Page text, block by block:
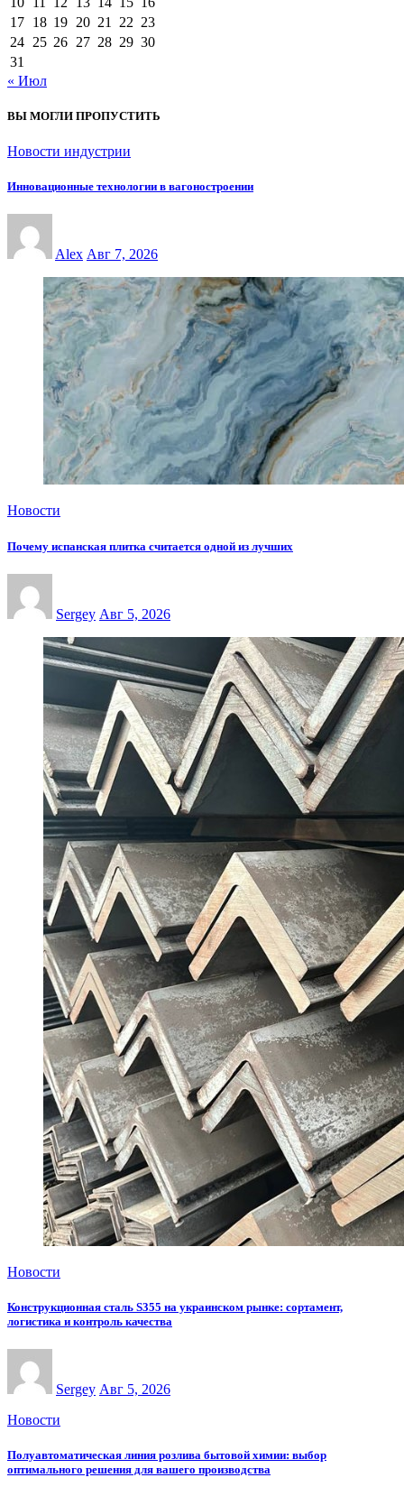
17 18 19 20 21 22 23
24 25 26 27 28 29 30
31
« Июл
ВЫ МОГЛИ ПРОПУСТИТЬ
Новости индустрии
Инновационные технологии в вагоностроении
Alex Авг 7, 2026
Новости
Почему испанская плитка считается одной из лучших
Sergey Авг 5, 2026
Новости
Конструкционная сталь S355 на украинском рынке: сортамент,
логистика и контроль качества
Sergey Авг 5, 2026
Новости
Полуавтоматическая линия розлива бытовой химии: выбор
оптимального решения для вашего производства